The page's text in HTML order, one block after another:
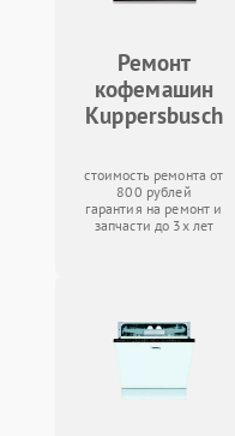
Ремонт
кофемашин
Kuppersbusch
стоимость ремонта от
800 рублей
гарантия на ремонт и
запчасти до 3х лет